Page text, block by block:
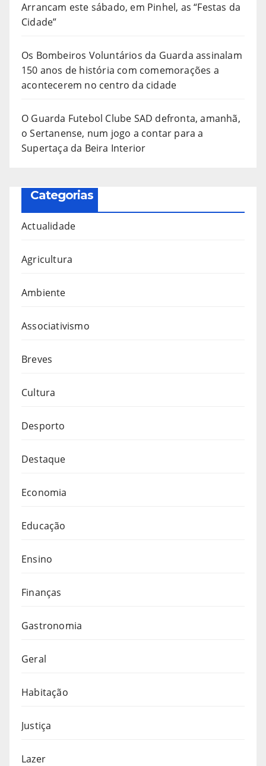
Arrancam este sábado, em Pinhel, as “Festas da
Cidade”
Os Bombeiros Voluntários da Guarda assinalam
150 anos de história com comemorações a
acontecerem no centro da cidade
O Guarda Futebol Clube SAD defronta, amanhã,
o Sertanense, num jogo a contar para a
Supertaça da Beira Interior
Categorias
Actualidade
Agricultura
Ambiente
Associativismo
Breves
Cultura
Desporto
Destaque
Economia
Educação
Ensino
Finanças
Gastronomia
Geral
Habitação
Justiça
Lazer